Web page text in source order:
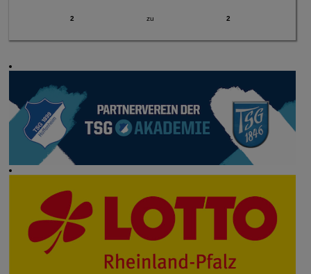
2 zu 2